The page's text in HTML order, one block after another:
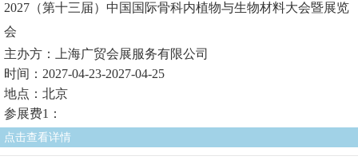
2027（第十三届）中国国际骨科内植物与生物材料大会暨展览
会
主办方：上海广贸会展服务有限公司
时间：2027-04-23-2027-04-25
地点：北京
参展费1：
点击查看详情